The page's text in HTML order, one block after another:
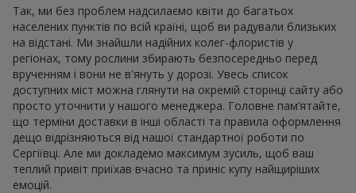
Так, ми без проблем надсилаємо квіти до багатьох
населених пунктів по всій країні, щоб ви радували близьких
на відстані. Ми знайшли надійних колег-флористів у
регіонах, тому рослини збирають безпосередньо перед
врученням і вони не в'януть у дорозі. Увесь список
доступних міст можна глянути на окремій сторінці сайту або
просто уточнити у нашого менеджера. Головне пам’ятайте,
що терміни доставки в інші області та правила оформлення
дещо відрізняються від нашої стандартної роботи по
Сергіївці. Але ми докладемо максимум зусиль, щоб ваш
теплий привіт приїхав вчасно та приніс купу найщиріших
емоцій.